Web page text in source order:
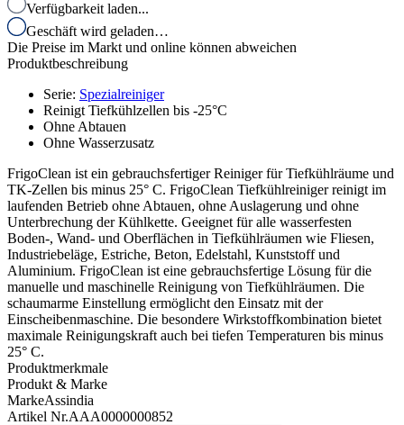
Verfügbarkeit laden...
Geschäft wird geladen…
Die Preise im Markt und online können abweichen
Produktbeschreibung
Serie: Spezialreiniger
Reinigt Tiefkühlzellen bis -25°C
Ohne Abtauen
Ohne Wasserzusatz
FrigoClean ist ein gebrauchsfertiger Reiniger für Tiefkühlräume und
TK-Zellen bis minus 25° C. FrigoClean Tiefkühlreiniger reinigt im
laufenden Betrieb ohne Abtauen, ohne Auslagerung und ohne
Unterbrechung der Kühlkette. Geeignet für alle wasserfesten
Boden-, Wand- und Oberflächen in Tiefkühlräumen wie Fliesen,
Industriebeläge, Estriche, Beton, Edelstahl, Kunststoff und
Aluminium. FrigoClean ist eine gebrauchsfertige Lösung für die
manuelle und maschinelle Reinigung von Tiefkühlräumen. Die
schaumarme Einstellung ermöglicht den Einsatz mit der
Einscheibenmaschine. Die besondere Wirkstoffkombination bietet
maximale Reinigungskraft auch bei tiefen Temperaturen bis minus
25° C.
Produktmerkmale
Produkt & Marke
MarkeAssindia
Artikel Nr.AAA0000000852